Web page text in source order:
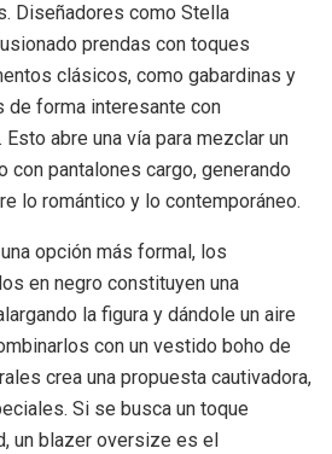
Diseñadores como Stella
prendas con toques
clásicos, como gabardinas y
de forma interesante con
abre una vía para mezclar un
pantalones cargo, generando
lo romántico y lo contemporáneo.
opción más formal, los
en negro constituyen una
la figura y dándole un aire
con un vestido boho de
crea una propuesta cautivadora,
Si se busca un toque
un blazer oversize es el